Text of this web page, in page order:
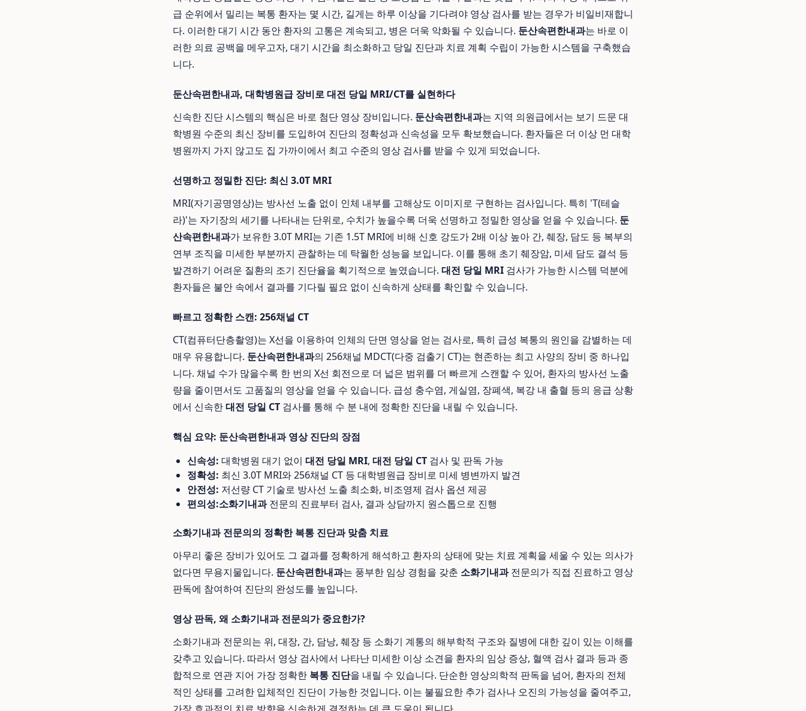
급 순위에서 밀리는 복통 환자는 몇 시간, 길게는 하루 이상을 기다려야 영상 검사를 받는 경우가 비일비재합니
다. 이러한 대기 시간 동안 환자의 고통은 계속되고, 병은 더욱 악화될 수 있습니다. 둔산속편한내과는 바로 이
러한 의료 공백을 메우고자, 대기 시간을 최소화하고 당일 진단과 치료 계획 수립이 가능한 시스템을 구축했습
니다.
둔산속편한내과, 대학병원급 장비로 대전 당일 MRI/CT를 실현하다
신속한 진단 시스템의 핵심은 바로 첨단 영상 장비입니다. 둔산속편한내과는 지역 의원급에서는 보기 드문 대
학병원 수준의 최신 장비를 도입하여 진단의 정확성과 신속성을 모두 확보했습니다. 환자들은 더 이상 먼 대학
병원까지 가지 않고도 집 가까이에서 최고 수준의 영상 검사를 받을 수 있게 되었습니다.
선명하고 정밀한 진단: 최신 3.0T MRI
MRI(자기공명영상)는 방사선 노출 없이 인체 내부를 고해상도 이미지로 구현하는 검사입니다. 특히 'T(테슬
라)'는 자기장의 세기를 나타내는 단위로, 수치가 높을수록 더욱 선명하고 정밀한 영상을 얻을 수 있습니다. 둔
산속편한내과가 보유한 3.0T MRI는 기존 1.5T MRI에 비해 신호 강도가 2배 이상 높아 간, 췌장, 담도 등 복부의
연부 조직을 미세한 부분까지 관찰하는 데 탁월한 성능을 보입니다. 이를 통해 초기 췌장암, 미세 담도 결석 등
발견하기 어려운 질환의 조기 진단율을 획기적으로 높였습니다. 대전 당일 MRI 검사가 가능한 시스템 덕분에
환자들은 불안 속에서 결과를 기다릴 필요 없이 신속하게 상태를 확인할 수 있습니다.
빠르고 정확한 스캔: 256채널 CT
CT(컴퓨터단층촬영)는 X선을 이용하여 인체의 단면 영상을 얻는 검사로, 특히 급성 복통의 원인을 감별하는 데
매우 유용합니다. 둔산속편한내과의 256채널 MDCT(다중 검출기 CT)는 현존하는 최고 사양의 장비 중 하나입
니다. 채널 수가 많을수록 한 번의 X선 회전으로 더 넓은 범위를 더 빠르게 스캔할 수 있어, 환자의 방사선 노출
량을 줄이면서도 고품질의 영상을 얻을 수 있습니다. 급성 충수염, 게실염, 장폐색, 복강 내 출혈 등의 응급 상황
에서 신속한대전 당일 CT 검사를 통해 수 분 내에 정확한 진단을 내릴 수 있습니다.
핵심 요약: 둔산속편한내과 영상 진단의 장점
신속성: 대학병원 대기 없이 대전 당일 MRI, 대전 당일 CT 검사 및 판독 가능
정확성: 최신 3.0T MRI와 256채널 CT 등 대학병원급 장비로 미세 병변까지 발견
안전성: 저선량 CT 기술로 방사선 노출 최소화, 비조영제 검사 옵션 제공
편의성:소화기내과전문의 진료부터 검사, 결과 상담까지 원스톱으로 진행
소화기내과 전문의의 정확한 복통 진단과 맞춤 치료
아무리 좋은 장비가 있어도 그 결과를 정확하게 해석하고 환자의 상태에 맞는 치료 계획을 세울 수 있는 의사가
없다면 무용지물입니다. 둔산속편한내과는 풍부한 임상 경험을 갖춘 소화기내과전문의가 직접 진료하고 영상
판독에 참여하여 진단의 완성도를 높입니다.
영상 판독, 왜 소화기내과 전문의가 중요한가?
소화기내과 전문의는 위, 대장, 간, 담낭, 췌장 등 소화기 계통의 해부학적 구조와 질병에 대한 깊이 있는 이해를
갖추고 있습니다. 따라서 영상 검사에서 나타난 미세한 이상 소견을 환자의 임상 증상, 혈액 검사 결과 등과 종
합적으로 연관 지어 가장 정확한 복통 진단을 내릴 수 있습니다. 단순한 영상의학적 판독을 넘어, 환자의 전체
적인 상태를 고려한 입체적인 진단이 가능한 것입니다. 이는 불필요한 추가 검사나 오진의 가능성을 줄여주고,